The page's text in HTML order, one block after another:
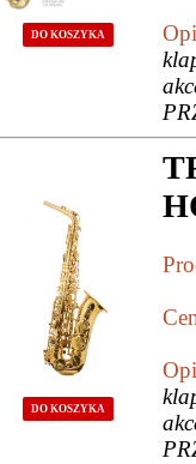
DO KOSZYKA
DO KOSZYKA